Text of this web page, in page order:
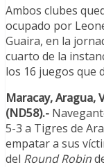
Ambos clubes
ocupado por
Guaira, en la
cuarto de la
los 16 juegos que
Maracay, Aragua,
(ND58).-
5-3 a Tigres de
empatar a sus
del Round Robin